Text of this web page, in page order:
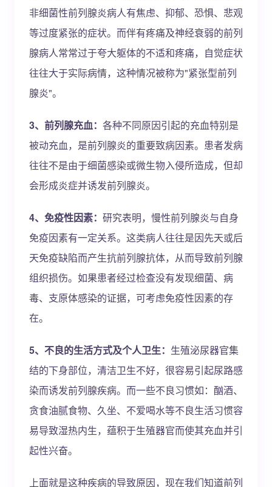
非细菌性前列腺炎病人有焦虑、抑郁、恐惧、悲观
等过度紧张的症状。而伴有疼痛及神经衰弱的前列
腺病人常常过于夸大躯体的不适和疼痛，自觉症状
往往大于实际病情，这种情况被称为"紧张型前列
腺炎"。
3、前列腺充血： 各种不同原因引起的充血特别是
被动充血，是前列腺炎的重要致病因素。患者发病
往往不是由于细菌感染或微生物入侵所造成，但却
会形成炎症并诱发前列腺炎。
4、免疫性因素： 研究表明，慢性前列腺炎与自身
免疫因素有一定关系。这类病人往往是因先天或后
天免疫缺陷而产生抗前列腺抗体，从而导致前列腺
组织损伤。如果患者经过检查没有发现细菌、病
毒、支原体感染的证据，可考虑免疫性因素的存
在。
5、不良的生活方式及个人卫生： 生殖泌尿器官集
结的下身部位，清洁卫生不好，很容易引起尿路感
染而诱发前列腺疾病。而一些不良习惯如：酗酒、
贪食油腻食物、久坐、不爱喝水等不良生活习惯容
易导致湿热内生，蕴积于生殖器官而使其充血并引
起性兴奋。
上面就是这种疾病的导致原因，现在我们知道前列